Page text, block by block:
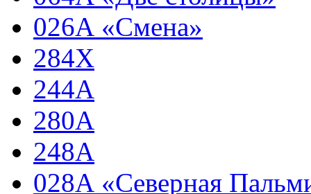
026А «Смена»
284Х
244А
280А
248А
028А «Северная